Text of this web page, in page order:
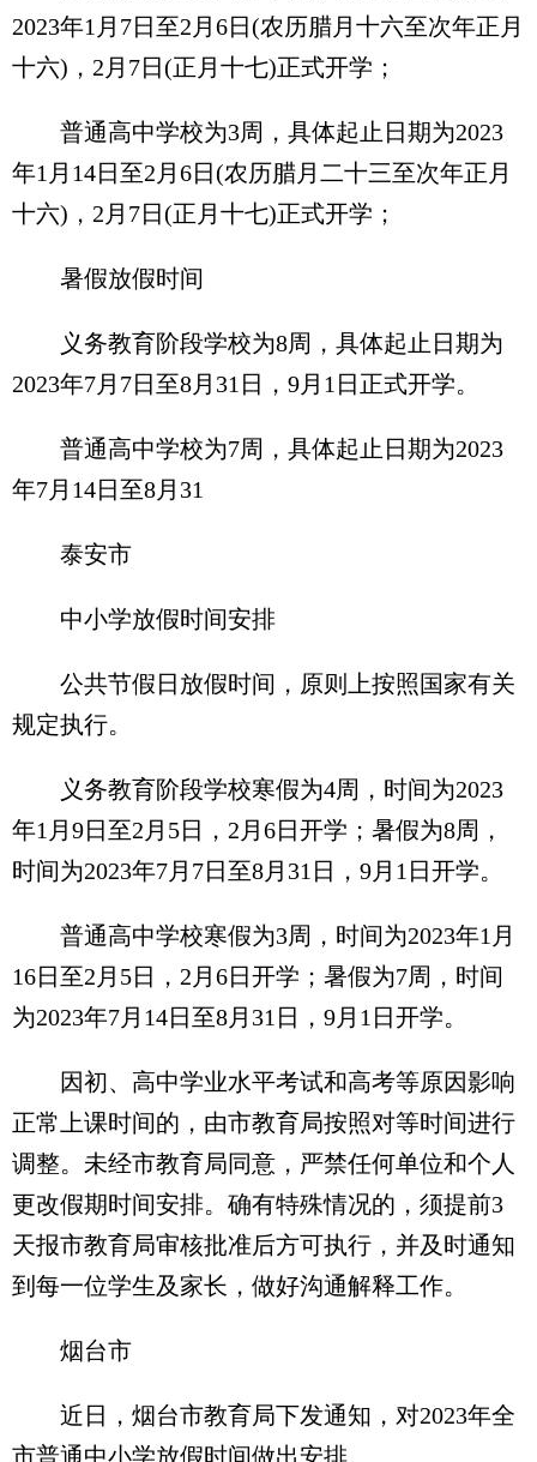
2023年1月7日至2月6日(农历腊月十六至次年正月
十六)，2月7日(正月十七)正式开学；
普通高中学校为3周，具体起止日期为2023
年1月14日至2月6日(农历腊月二十三至次年正月
十六)，2月7日(正月十七)正式开学；
暑假放假时间
义务教育阶段学校为8周，具体起止日期为
2023年7月7日至8月31日，9月1日正式开学。
普通高中学校为7周，具体起止日期为2023
年7月14日至8月31
泰安市
中小学放假时间安排
公共节假日放假时间，原则上按照国家有关
规定执行。
义务教育阶段学校寒假为4周，时间为2023
年1月9日至2月5日，2月6日开学；暑假为8周，
时间为2023年7月7日至8月31日，9月1日开学。
普通高中学校寒假为3周，时间为2023年1月
16日至2月5日，2月6日开学；暑假为7周，时间
为2023年7月14日至8月31日，9月1日开学。
因初、高中学业水平考试和高考等原因影响
正常上课时间的，由市教育局按照对等时间进行
调整。未经市教育局同意，严禁任何单位和个人
更改假期时间安排。确有特殊情况的，须提前3
天报市教育局审核批准后方可执行，并及时通知
到每一位学生及家长，做好沟通解释工作。
烟台市
近日，烟台市教育局下发通知，对2023年全
市普通中小学放假时间做出安排。